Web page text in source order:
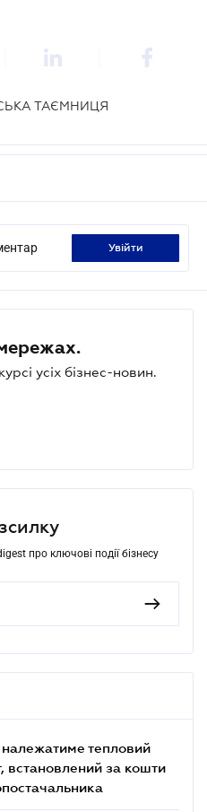
ТАЄМНИЦЯ
увійти
усіх бізнес-новин.
про ключові події бізнесу
тепловий
встановлений за кошти